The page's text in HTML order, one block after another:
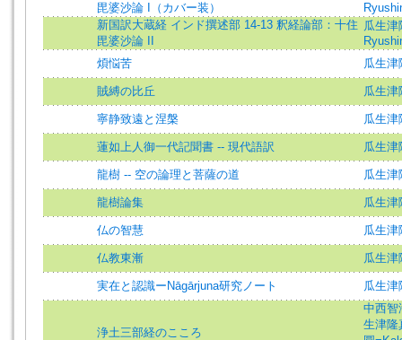
毘婆沙論 I（カバー装）
新国訳大蔵経 インド撰述部 14-13 釈経論部：十住
毘婆沙論 II
瓜生津
煩悩苦
瓜生津
賊縛の比丘 瓜生津
寧静致遠と涅槃 瓜生津
蓮如上人御一代記聞書 -- 現代語訳 瓜生津
龍樹 -- 空の論理と菩薩の道 瓜生津
龍樹論集 瓜生津
仏の智慧 瓜生津
仏教東漸 瓜生津
実在と認識ーNāgārjuna研究ノート 瓜生津
浄土三部経のこころ
中西智
生津隆